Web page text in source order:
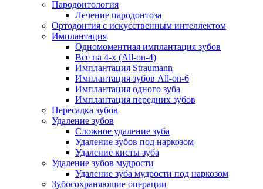
Пародонтология
Лечение пародонтоза
Ортодонтия с искусственным интеллектом
Имплантация
Одномоментная имплантация зубов
Все на 4-х (All-on-4)
Имплантация Straumann
Имплантация зубов All-on-6
Имплантация одного зуба
Имплантация передних зубов
Пересадка зубов
Удаление зубов
Сложное удаление зуба
Удаление зубов под наркозом
Удаление кисты зуба
Удаление зубов мудрости
Удаление зуба мудрости под наркозом
Зубосохраняющие операции